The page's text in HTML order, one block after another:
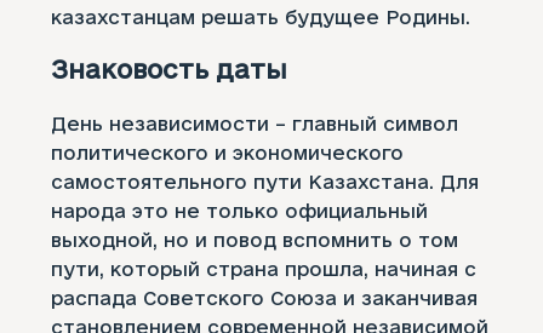
казахстанцам решать будущее Родины.
Знаковость даты
День независимости – главный символ
политического и экономического
самостоятельного пути Казахстана. Для
народа это не только официальный
выходной, но и повод вспомнить о том
пути, который страна прошла, начиная с
распада Советского Союза и заканчивая
становлением современной независимой